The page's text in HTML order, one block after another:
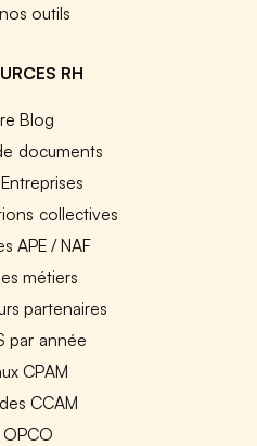
outils
RH
Blog
documents
collectives
APE / NAF
métiers
partenaires
par année
CPAM
CCAM
OPCO